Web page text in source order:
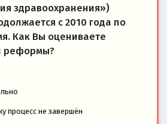
здравоохранения»)
с 2010 года по
Как Вы оцениваете
реформы?
процесс не завершён